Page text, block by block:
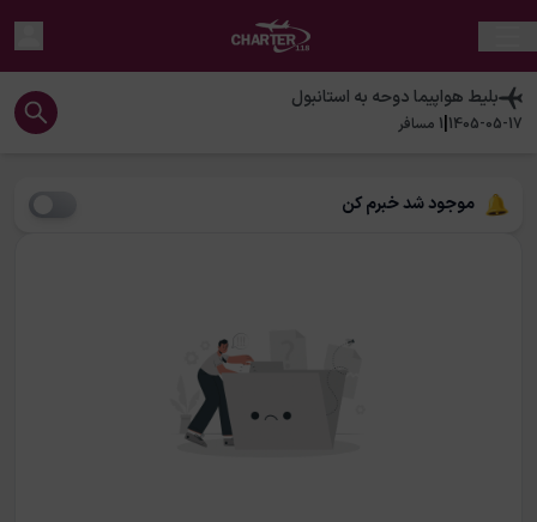
بلیط هواپیمادوحه به استانبول
1405-05-17
|
1 مسافر
موجود شد خبرم کن